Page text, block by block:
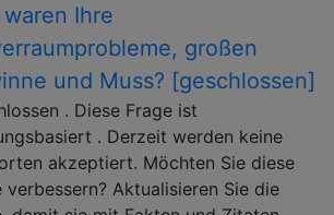
waren Ihre
großen
und Muss? [geschlossen]
. Diese Frage ist
. Derzeit werden keine
akzeptiert. Möchten Sie diese
verbessern? Aktualisieren Sie die